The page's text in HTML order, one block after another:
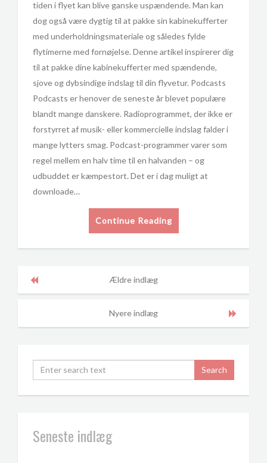
tiden i flyet kan blive ganske uspændende. Man kan
dog også være dygtig til at pakke sin kabinekufferter
med underholdningsmateriale og således fylde
flytimerne med fornøjelse. Denne artikel inspirerer dig
til at pakke dine kabinekufferter med spændende,
sjove og dybsindige indslag til din flyvetur. Podcasts
Podcasts er henover de seneste år blevet populære
blandt mange danskere. Radioprogrammet, der ikke er
forstyrret af musik- eller kommercielle indslag falder i
mange lytters smag. Podcast-programmer varer som
regel mellem en halv time til en halvanden – og
udbuddet er kæmpestort. Det er i dag muligt at
downloade…
Continue Reading
Ældre indlæg
Nyere indlæg
Seneste indlæg